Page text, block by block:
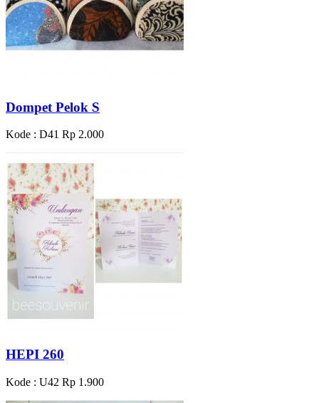
Dompet Pelok S
Kode : D41 Rp 2.000
HEPI 260
Kode : U42 Rp 1.900